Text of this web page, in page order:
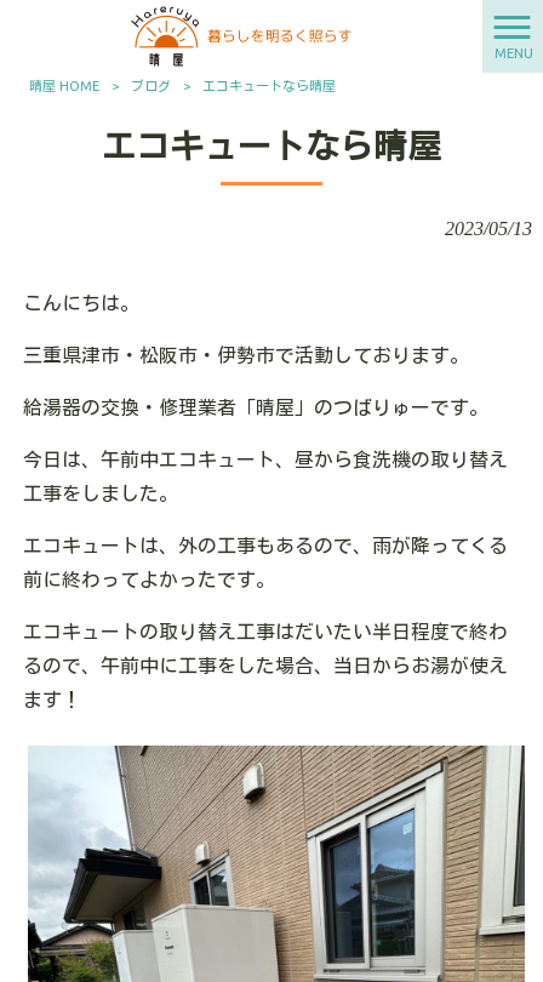
MENU
晴屋 HOME > ブログ > エコキュートなら晴屋
エコキュートなら晴屋
2023/05/13
こんにちは。
三重県津市・松阪市・伊勢市で活動しております。
給湯器の交換・修理業者「晴屋」のつばりゅーです。
今日は、午前中エコキュート、昼から食洗機の取り替え
工事をしました。
エコキュートは、外の工事もあるので、雨が降ってくる
前に終わってよかったです。
エコキュートの取り替え工事はだいたい半日程度で終わ
るので、午前中に工事をした場合、当日からお湯が使え
ます！